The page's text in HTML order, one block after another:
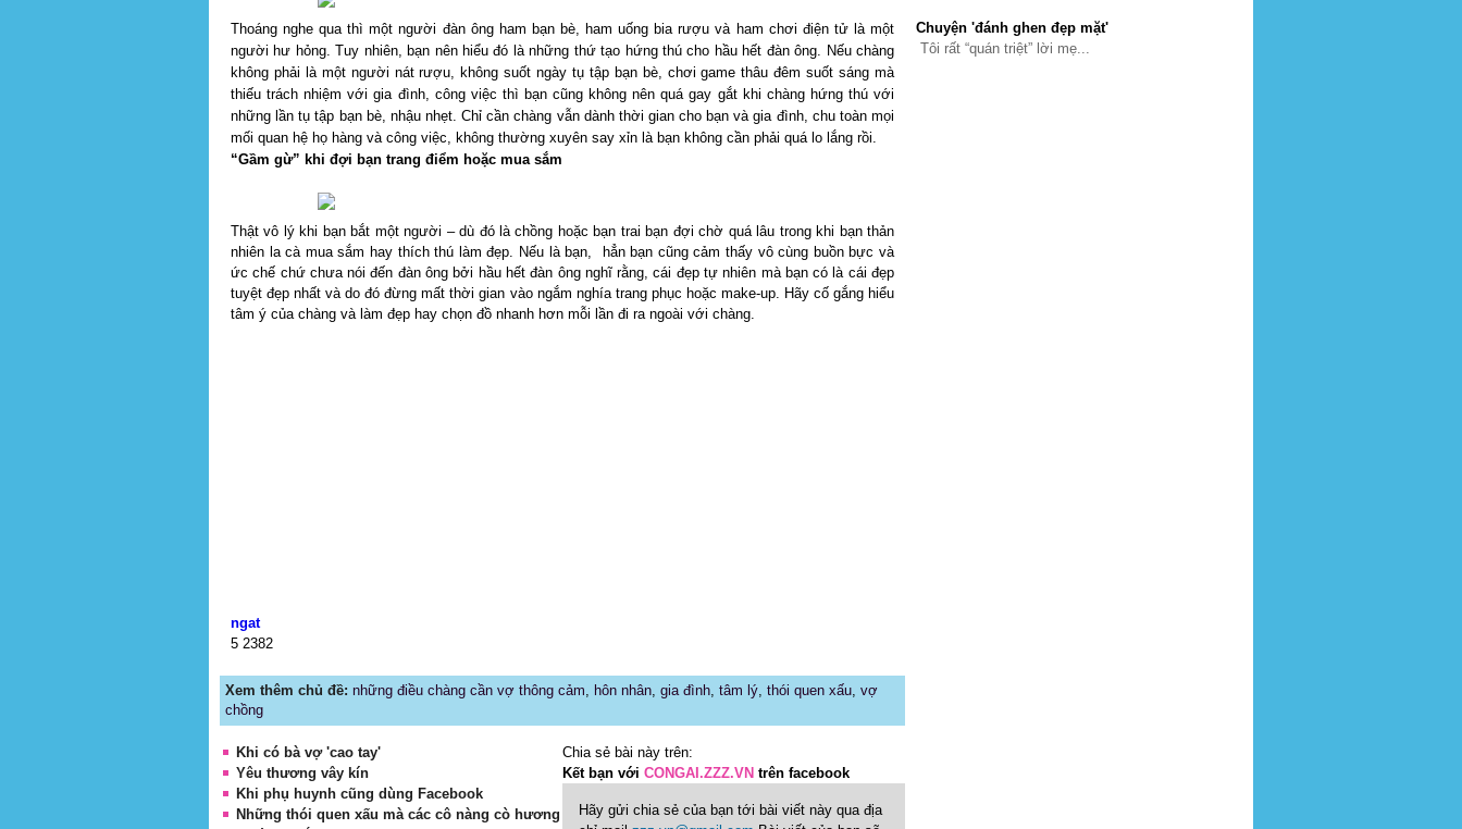
Thoáng nghe qua thì một người đàn ông ham bạn bè, ham uống bia rượu và ham chơi điện tử là một
người hư hỏng. Tuy nhiên, bạn nên hiểu đó là những thứ tạo hứng thú cho hầu hết đàn ông. Nếu chàng
không phải là một người nát rượu, không suốt ngày tụ tập bạn bè, chơi game thâu đêm suốt sáng mà
thiếu trách nhiệm với gia đình, công việc thì bạn cũng không nên quá gay gắt khi chàng hứng thú với
những lần tụ tập bạn bè, nhậu nhẹt. Chỉ cần chàng vẫn dành thời gian cho bạn và gia đình, chu toàn mọi
mối quan hệ họ hàng và công việc, không thường xuyên say xỉn là bạn không cần phải quá lo lắng rồi.
“Gầm gừ” khi đợi bạn trang điểm hoặc mua sắm
Thật vô lý khi bạn bắt một người – dù đó là chồng hoặc bạn trai bạn đợi chờ quá lâu trong khi bạn thản
nhiên la cà mua sắm hay thích thú làm đẹp. Nếu là bạn, hẳn bạn cũng cảm thấy vô cùng buồn bực và
ức chế chứ chưa nói đến đàn ông bởi hầu hết đàn ông nghĩ rằng, cái đẹp tự nhiên mà bạn có là cái đẹp
tuyệt đẹp nhất và do đó đừng mất thời gian vào ngắm nghía trang phục hoặc make-up. Hãy cố gắng hiểu
tâm ý của chàng và làm đẹp hay chọn đồ nhanh hơn mỗi lần đi ra ngoài với chàng.
ngat
5 2382
Xem thêm chủ đề: những điều chàng cần vợ thông cảm, hôn nhân, gia đình, tâm lý, thói quen xấu, vợ
chồng
Khi có bà vợ 'cao tay'
Yêu thương vây kín
Khi phụ huynh cũng dùng Facebook
Những thói quen xấu mà các cô nàng cò hương
Chia sẻ bài này trên:
Kết bạn với CONGAI.ZZZ.VN trên facebook
Hãy gửi chia sẻ của bạn tới bài viết này qua địa
Chuyện 'đánh ghen đẹp mặt'
Tôi rất “quán triệt” lời mẹ...